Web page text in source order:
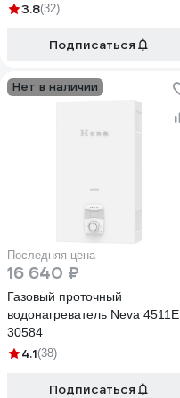
3.8(32)
Подписаться
Нет в наличии
Последняя цена
16 640 ₽
Газовый проточный
водонагреватель Neva 4511E
30584
4.1(38)
Подписаться